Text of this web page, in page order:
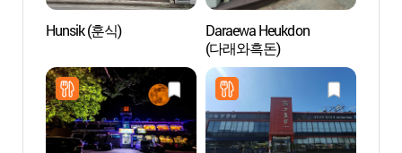
Hunsik (훈식)
Daraewa Heukdon
(다래와흑돈)